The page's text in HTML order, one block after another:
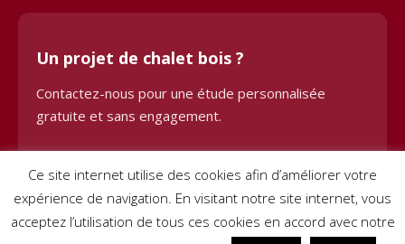
Un projet de chalet bois ?
Contactez-nous pour une étude personnalisée
gratuite et sans engagement.
Demander une étude
Ce site internet utilise des cookies afin d’améliorer votre
expérience de navigation. En visitant notre site internet, vous
acceptez l’utilisation de tous ces cookies en accord avec notre